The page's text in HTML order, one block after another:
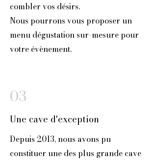
combler vos désirs.
Nous pourrons vous proposer un
menu dégustation sur-mesure pour
votre évènement.
03
Une cave d'exception
Depuis 2013, nous avons pu
constituer une des plus grande cave